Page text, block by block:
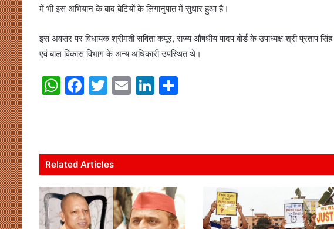
में भी इस अभियान के बाद बेटियों के लिंगानुपात में सुधार हुआ है।
इस अवसर पर विधायक श्रीमती सविता कपूर, राज्य औषधीय पादप बोर्ड के उपाध्यक्ष श्री प्रताप
एवं बाल विकास विभाग के अन्य अधिकारी उपस्थित थे।
W
A
p
p
F
b
o
o
k
T
E
Li
dI
n
Related Articles